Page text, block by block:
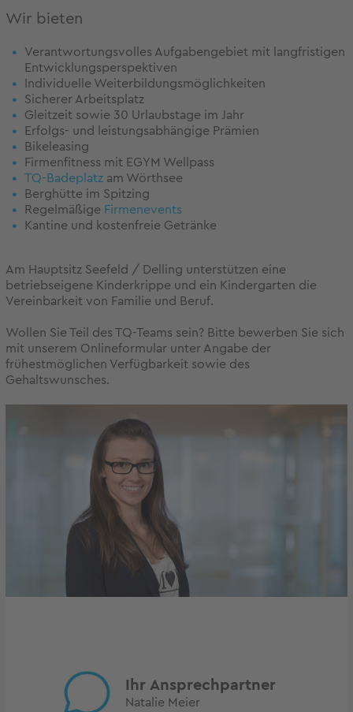
Wir bieten
Verantwortungsvolles Aufgabengebiet mit langfristigen
Entwicklungsperspektiven
Individuelle Weiterbildungsmöglichkeiten
Sicherer Arbeitsplatz
Gleitzeit sowie 30 Urlaubstage im Jahr
Erfolgs- und leistungsabhängige Prämien
Bikeleasing
Firmenfitness mit EGYM Wellpass
TQ-Badeplatz am Wörthsee
Berghütte im Spitzing
Regelmäßige Firmenevents
Kantine und kostenfreie Getränke
Am Hauptsitz Seefeld / Delling unterstützen eine
betriebseigene Kinderkrippe und ein Kindergarten die
Vereinbarkeit von Familie und Beruf.
Wollen Sie Teil des TQ-Teams sein? Bitte bewerben Sie sich
mit unserem Onlineformular unter Angabe der
frühestmöglichen Verfügbarkeit sowie des
Gehaltswunsches.
Ihr Ansprechpartner
Natalie Meier